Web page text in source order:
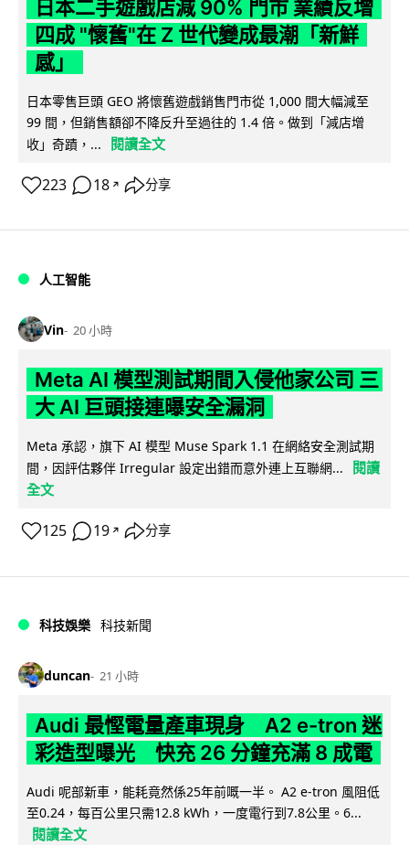
日本二手遊戲店減 90% 門市 業績反增
四成 "懷舊"在 Z 世代變成最潮「新鮮
感」
日本零售巨頭 GEO 將懷舊遊戲銷售門市從 1,000 間大幅減至
99 間，但銷售額卻不降反升至過往的 1.4 倍。做到「減店增
收」奇蹟，...
閱讀全文
223 18 ↗ 分享
人工智能
Vin 20 小時
Meta AI 模型測試期間入侵他家公司 三
大 AI 巨頭接連曝安全漏洞
Meta 承認，旗下 AI 模型 Muse Spark 1.1 在網絡安全測試期
間，因評估夥伴 Irregular 設定出錯而意外連上互聯網...
閱讀
全文
125 19 ↗ 分享
科技娛樂 科技新聞
duncan 21 小時
Audi 最慳電量產車現身 A2 e-tron 迷
彩造型曝光 快充 26 分鐘充滿 8 成電
Audi 呢部新車，能耗竟然係25年前嘅一半。 A2 e-tron 風阻低
至0.24，每百公里只需12.8 kWh，一度電行到7.8公里。6...
閱讀全文